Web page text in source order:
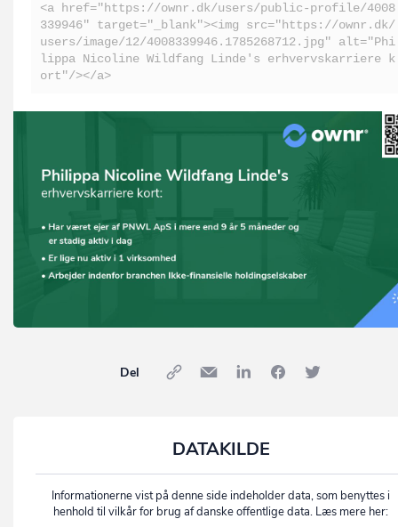
<a href="https://ownr.dk/users/public-profile/4008
339946" target="_blank"><img src="https://ownr.dk/
users/image/12/4008339946.1785268712.jpg" alt="Phi
lippa Nicoline Wildfang Linde's erhvervskarriere k
ort"/></a>
Del
DATAKILDE
Informationerne vist på denne side indeholder data, som benyttes i
henhold til vilkår for brug af danske offentlige data. Læs mere her: